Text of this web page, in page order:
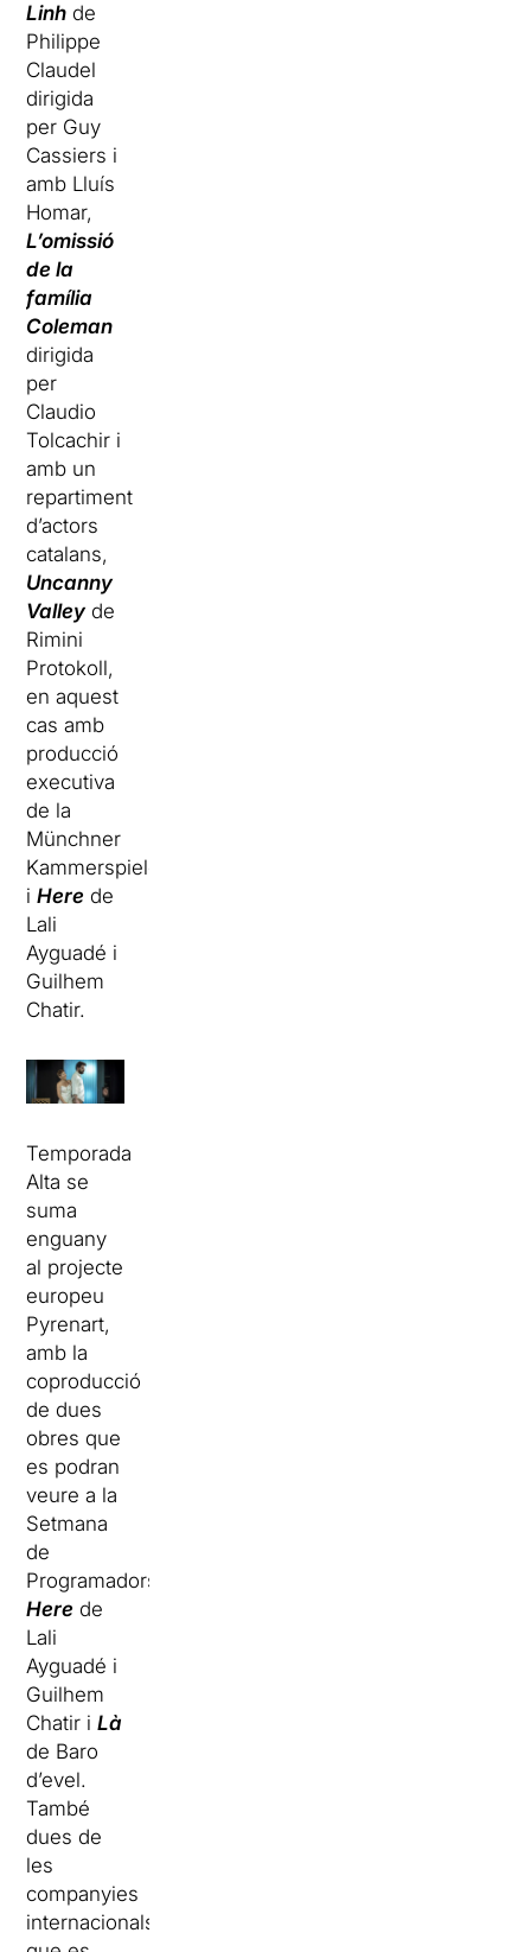
Linh de
Philippe
Claudel
dirigida
per Guy
Cassiers i
amb Lluís
Homar,
L’omissió
de la
família
Coleman
dirigida
per
Claudio
Tolcachir i
amb un
repartiment
d’actors
catalans,
Uncanny
Valley de
Rimini
Protokoll,
en aquest
cas amb
producció
executiva
de la
Münchner
Kammerspiele
iHere de
Lali
Ayguadé i
Guilhem
Chatir.
Temporada
Alta se
suma
enguany
al projecte
europeu
Pyrenart,
amb la
coproducció
de dues
obres que
es podran
veure a la
Setmana
de
Programadors,
Here de
Lali
Ayguadé i
Guilhem
Chatir iLà
de Baro
d’evel.
També
dues de
les
companyies
internacionals